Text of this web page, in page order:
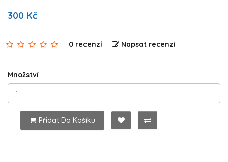
300 Kč
0 recenzí Napsat recenzi
Množství
Přidat Do Košíku